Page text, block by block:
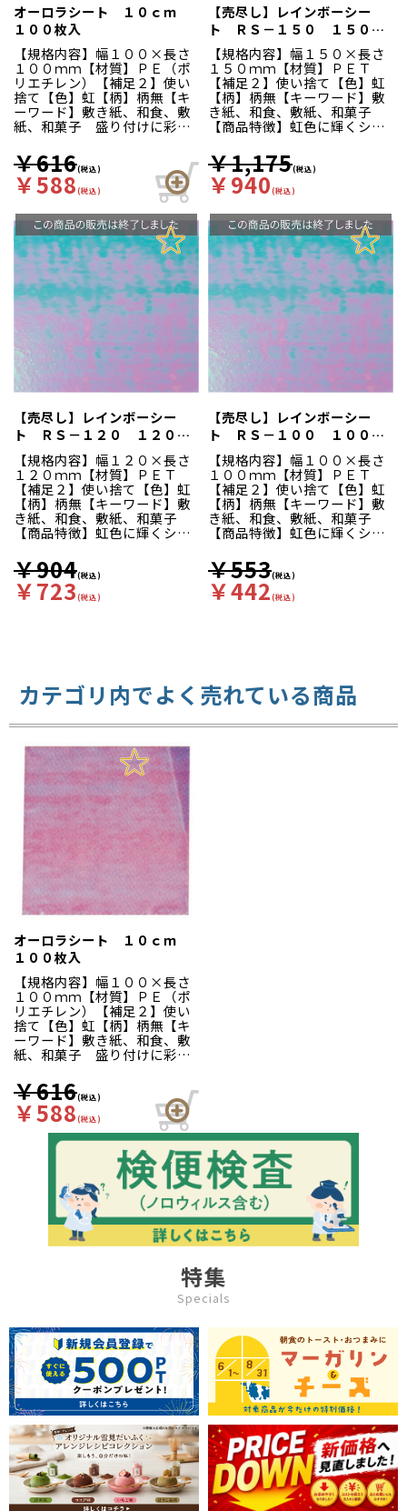
オーロラシート １０ｃｍ
１００枚入
【規格内容】幅１００×長さ
１００ｍｍ【材質】ＰＥ（ポ
リエチレン）【補足２】使い
捨て【色】虹【柄】柄無【キ
ーワード】敷き紙、和食、敷
紙、和菓子 盛り付けに彩を
す。見た目の彩りだけでな
く、器に食材がつくのを防ぐ
ので食器洗いの効率もアップ
します。
￥616(税込)
￥588(税込)
【売尽し】レインボーシー
ト ＲＳ－１５０ １５０ｍ
ｍ角 １００枚入
【規格内容】幅１５０×長さ
１５０ｍｍ【材質】ＰＥＴ
【補足２】使い捨て【色】虹
【柄】柄無【キーワード】敷
き紙、和食、敷紙、和菓子
【商品特徴】虹色に輝くシー
す。食材やお皿・カップの下
に敷いたり、食材に直接掛け
る等、様々な用途にご使用い
ただけます。
￥1,175(税込)
￥940(税込)
【売尽し】レインボーシー
ト ＲＳ－１２０ １２０ｍ
ｍ角 １００枚入
【規格内容】幅１２０×長さ
１２０ｍｍ【材質】ＰＥＴ
【補足２】使い捨て【色】虹
【柄】柄無【キーワード】敷
き紙、和食、敷紙、和菓子
【商品特徴】虹色に輝くシー
トがお料理を華やかに彩りま
す。食材やお皿・カップの下
に敷いたり、食材に直接掛け
る等、様々な用途にご使用い
ただけます。
￥904(税込)
￥723(税込)
【売尽し】レインボーシー
ト ＲＳ－１００ １００ｍ
ｍ角 １００枚入
【規格内容】幅１００×長さ
１００ｍｍ【材質】ＰＥＴ
【補足２】使い捨て【色】虹
【柄】柄無【キーワード】敷
き紙、和食、敷紙、和菓子
【商品特徴】虹色に輝くシー
トがお料理を華やかに彩りま
す。食材やお皿・カップの下
に敷いたり、食材に直接掛け
る等、様々な用途にご使用い
ただけます。
￥553(税込)
￥442(税込)
カテゴリ内でよく売れている商品
オーロラシート １０ｃｍ
１００枚入
【規格内容】幅１００×長さ
１００ｍｍ【材質】ＰＥ（ポ
リエチレン）【補足２】使い
捨て【色】虹【柄】柄無【キ
ーワード】敷き紙、和食、敷
紙、和菓子 盛り付けに彩を
す。見た目の彩りだけでな
く、器に食材がつくのを防ぐ
ので食器洗いの効率もアップ
します。
￥616(税込)
￥588(税込)
特集
Specials